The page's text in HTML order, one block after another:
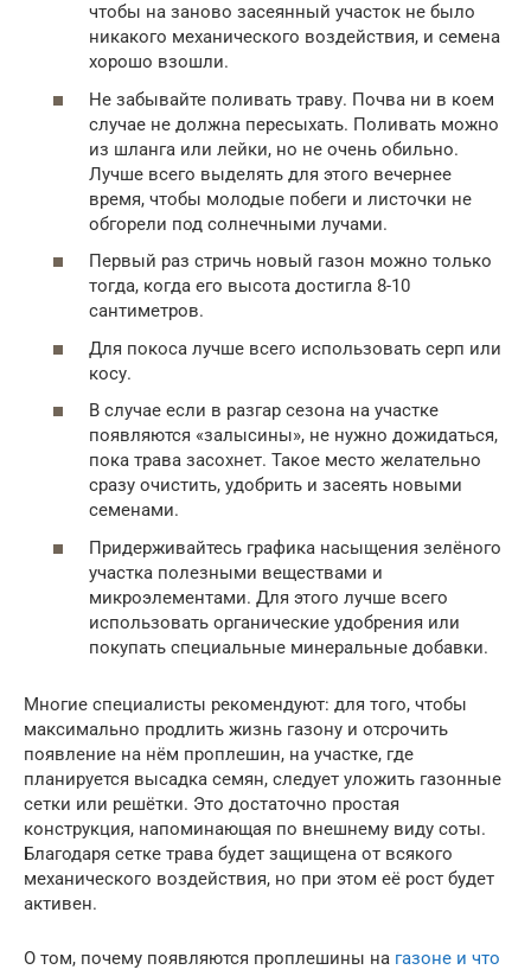
чтобы на заново засеянный участок не было
никакого механического воздействия, и семена
хорошо взошли.
Не забывайте поливать траву. Почва ни в коем
случае не должна пересыхать. Поливать можно
из шланга или лейки, но не очень обильно.
Лучше всего выделять для этого вечернее
время, чтобы молодые побеги и листочки не
обгорели под солнечными лучами.
Первый раз стричь новый газон можно только
тогда, когда его высота достигла 8-10
сантиметров.
Для покоса лучше всего использовать серп или
косу.
В случае если в разгар сезона на участке
появляются «залысины», не нужно дожидаться,
пока трава засохнет. Такое место желательно
сразу очистить, удобрить и засеять новыми
семенами.
Придерживайтесь графика насыщения зелёного
участка полезными веществами и
микроэлементами. Для этого лучше всего
использовать органические удобрения или
покупать специальные минеральные добавки.
Многие специалисты рекомендуют: для того, чтобы
максимально продлить жизнь газону и отсрочить
появление на нём проплешин, на участке, где
планируется высадка семян, следует уложить газонные
сетки или решётки. Это достаточно простая
конструкция, напоминающая по внешнему виду соты.
Благодаря сетке трава будет защищена от всякого
механического воздействия, но при этом её рост будет
активен.
О том, почему появляются проплешины на газоне и что